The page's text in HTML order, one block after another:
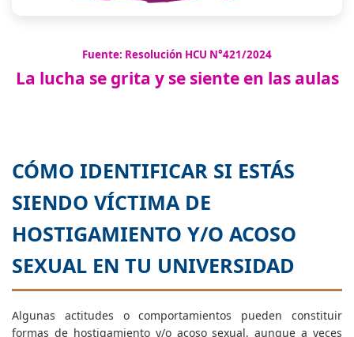
Fuente: Resolución HCU N°421/2024
La lucha se grita y se siente en las aulas
CÓMO IDENTIFICAR SI ESTÁS
SIENDO VÍCTIMA DE
HOSTIGAMIENTO Y/O ACOSO
SEXUAL EN TU UNIVERSIDAD
Algunas actitudes o comportamientos pueden constituir
formas de hostigamiento y/o acoso sexual, aunque a veces